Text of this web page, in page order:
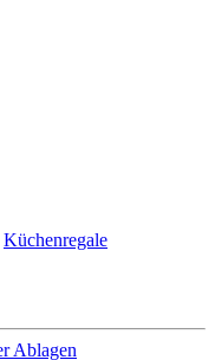
Küchenregale